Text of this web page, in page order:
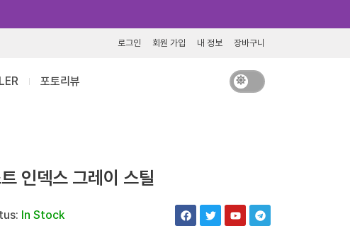
로그인 회원 가입 내 정보 장바구니
포토리뷰
인덱스 그레이 스틸
In Stock
F
a
c
T
w
i
Y
o
u
T
e
l